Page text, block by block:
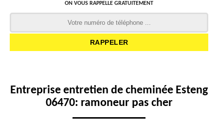
ON VOUS RAPPELLE GRATUITEMENT
Entreprise entretien de cheminée Esteng
06470: ramoneur pas cher